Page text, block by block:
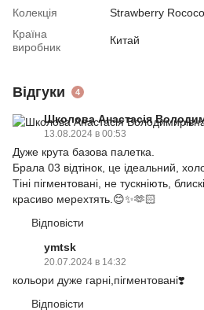
Колекція
Strawberry Rococo
Країна
виробник
Китай
Відгуки 4
Школова Анастасія
13.08.2024 в 00:53
Дуже крута базова палетка.
Брала 03 відтінок, це ідеальний,
Тіні пігментовані, не тускніють,
красиво мерехтять.😊✨️🫶🏻
Відповісти
ymtsk
20.07.2024 в 14:32
кольори дуже гарні,пігментовані❣️
Відповісти